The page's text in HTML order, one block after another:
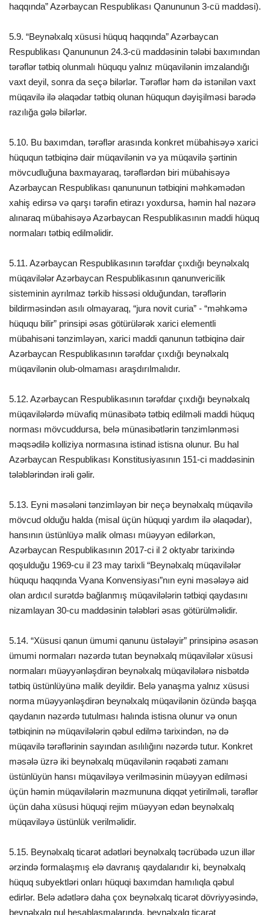
haqqında” Azərbaycan Respublikası Qanununun 3-cü maddəsi).
5.9. “Beynəlxalq xüsusi hüquq haqqında” Azərbaycan
Respublikası Qanununun 24.3-cü maddəsinin tələbi baxımından
tərəflər tətbiq olunmalı hüququ yalnız müqavilənin imzalandığı
vaxt deyil, sonra da seçə bilərlər. Tərəflər həm də istənilən vaxt
müqavilə ilə əlaqədar tətbiq olunan hüququn dəyişilməsi barədə
razılığa gələ bilərlər.
5.10. Bu baxımdan, tərəflər arasında konkret mübahisəyə xarici
hüququn tətbiqinə dair müqavilənin və ya müqavilə şərtinin
mövcudluğuna baxmayaraq, tərəflərdən biri mübahisəyə
Azərbaycan Respublikası qanununun tətbiqini məhkəmədən
xahiş edirsə və qarşı tərəfin etirazı yoxdursa, həmin hal nəzərə
alınaraq mübahisəyə Azərbaycan Respublikasının maddi hüquq
normaları tətbiq edilməlidir.
5.11. Azərbaycan Respublikasının tərəfdar çıxdığı beynəlxalq
müqavilələr Azərbaycan Respublikasının qanunvericilik
sisteminin ayrılmaz tərkib hissəsi olduğundan, tərəflərin
bildirməsindən asılı olmayaraq, “jura novit curia” - “məhkəmə
hüququ bilir” prinsipi əsas götürülərək xarici elementli
mübahisəni tənzimləyən, xarici maddi qanunun tətbiqinə dair
Azərbaycan Respublikasının tərəfdar çıxdığı beynəlxalq
müqavilənin olub-olmaması araşdırılmalıdır.
5.12. Azərbaycan Respublikasının tərəfdar çıxdığı beynəlxalq
müqavilələrdə müvafiq münasibətə tətbiq edilməli maddi hüquq
norması mövcuddursa, belə münasibətlərin tənzimlənməsi
məqsədilə kolliziya normasına istinad istisna olunur. Bu hal
Azərbaycan Respublikası Konstitusiyasının 151-ci maddəsinin
tələblərindən irəli gəlir.
5.13. Eyni məsələni tənzimləyən bir neçə beynəlxalq müqavilə
mövcud olduğu halda (misal üçün hüquqi yardım ilə əlaqədar),
hansının üstünlüyə malik olması müəyyən edilərkən,
Azərbaycan Respublikasının 2017-ci il 2 oktyabr tarixində
qoşulduğu 1969-cu il 23 may tarixli “Beynəlxalq müqavilələr
hüququ haqqında Vyana Konvensiyası”nın eyni məsələyə aid
olan ardıcıl surətdə bağlanmış müqavilələrin tətbiqi qaydasını
nizamlayan 30-cu maddəsinin tələbləri əsas götürülməlidir.
5.14. “Xüsusi qanun ümumi qanunu üstələyir” prinsipinə əsasən
ümumi normaları nəzərdə tutan beynəlxalq müqavilələr xüsusi
normaları müəyyənləşdirən beynəlxalq müqavilələrə nisbətdə
tətbiq üstünlüyünə malik deyildir. Belə yanaşma yalnız xüsusi
norma müəyyənləşdirən beynəlxalq müqavilənin özündə başqa
qaydanın nəzərdə tutulması halında istisna olunur və onun
tətbiqinin nə müqavilələrin qəbul edilmə tarixindən, nə də
müqavilə tərəflərinin sayından asılılığını nəzərdə tutur. Konkret
məsələ üzrə iki beynəlxalq müqavilənin rəqabəti zamanı
üstünlüyün hansı müqaviləyə verilməsinin müəyyən edilməsi
üçün həmin müqavilələrin məzmununa diqqət yetirilməli, tərəflər
üçün daha xüsusi hüquqi rejim müəyyən edən beynəlxalq
müqaviləyə üstünlük verilməlidir.
5.15. Beynəlxalq ticarət adətləri beynəlxalq təcrübədə uzun illər
ərzində formalaşmış elə davranış qaydalarıdır ki, beynəlxalq
hüquq subyektləri onları hüquqi baxımdan hamılıqla qəbul
edirlər. Belə adətlərə daha çox beynəlxalq ticarət dövriyyəsində,
beynəlxalq pul hesablaşmalarında, beynəlxalq ticarət